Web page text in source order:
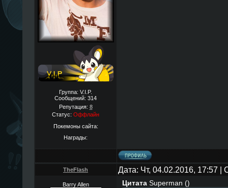
Группа: V.I.P.
Сообщений: 314
Репутация: 8
Статус: Оффлайн
Покемоны сайта:
Награды:
TheFlаsh Дата: Чт, 04.02.2016, 17:57
Barry Allen Цитата Superman ()